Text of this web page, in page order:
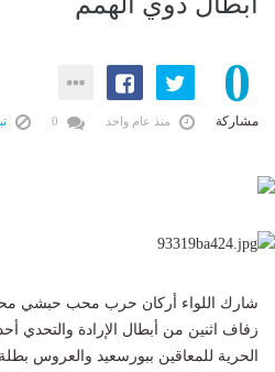
0
مشاركة منذ عام واحد
شارك اللواء أركان حرب محب حبشي
زفاف اثنين من أبطال الإرادة والتحدي
الحرية للمعاقين ببورسعيد والعروس